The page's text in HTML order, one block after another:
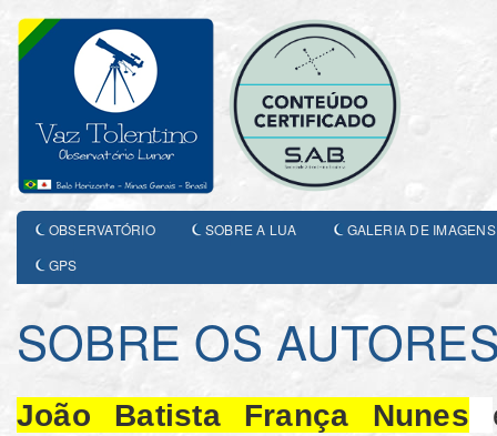
OBSERVATÓRIO SOBRE A LUA
GALERIA DE IMAGENS
GPS
SOBRE OS
João Batista França Nunes